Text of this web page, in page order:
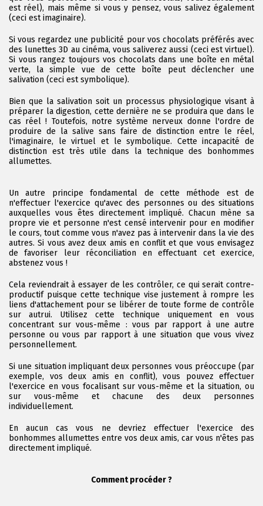
est réel), mais même si vous y pensez, vous salivez également
(ceci est imaginaire).
Si vous regardez une publicité pour vos chocolats préférés avec
des lunettes 3D au cinéma, vous saliverez aussi (ceci est virtuel).
Si vous rangez toujours vos chocolats dans une boîte en métal
verte, la simple vue de cette boîte peut déclencher une
salivation (ceci est symbolique).
Bien que la salivation soit un processus physiologique visant à
préparer la digestion, cette dernière ne se produira que dans le
cas réel ! Toutefois, notre système nerveux donne l'ordre de
produire de la salive sans faire de distinction entre le réel,
l'imaginaire, le virtuel et le symbolique. Cette incapacité de
distinction est très utile dans la technique des bonhommes
allumettes.
Un autre principe fondamental de cette méthode est de
n'effectuer l'exercice qu'avec des personnes ou des situations
auxquelles vous êtes directement impliqué. Chacun mène sa
propre vie et personne n'est censé intervenir pour en modifier
le cours, tout comme vous n'avez pas à intervenir dans la vie des
autres. Si vous avez deux amis en conflit et que vous envisagez
de favoriser leur réconciliation en effectuant cet exercice,
abstenez vous !
Cela reviendrait à essayer de les contrôler, ce qui serait contre-
productif puisque cette technique vise justement à rompre les
liens d'attachement pour se libérer de toute forme de contrôle
sur autrui. Utilisez cette technique uniquement en vous
concentrant sur vous-même : vous par rapport à une autre
personne ou vous par rapport à une situation que vous vivez
personnellement.
Si une situation impliquant deux personnes vous préoccupe (par
exemple, vos deux amis en conflit), vous pouvez effectuer
l'exercice en vous focalisant sur vous-même et la situation, ou
sur vous-même et chacune des deux personnes
individuellement.
En aucun cas vous ne devriez effectuer l'exercice des
bonhommes allumettes entre vos deux amis, car vous n'êtes pas
directement impliqué.
Comment procéder ?